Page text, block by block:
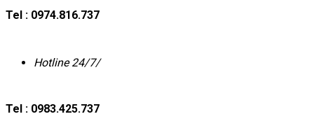
Tel : 0974.816.737
Hotline 24/7/
Tel : 0983.425.737